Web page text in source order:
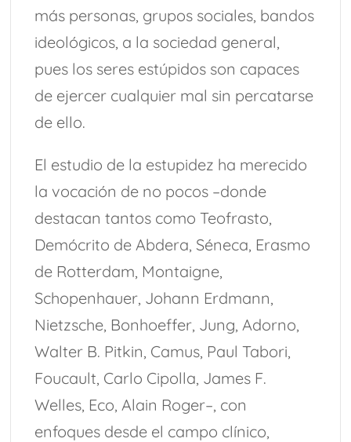
más personas, grupos sociales, bandos
ideológicos, a la sociedad general,
pues los seres estúpidos son capaces
de ejercer cualquier mal sin percatarse
de ello.
El estudio de la estupidez ha merecido
la vocación de no pocos –donde
destacan tantos como Teofrasto,
Demócrito de Abdera, Séneca, Erasmo
de Rotterdam, Montaigne,
Schopenhauer, Johann Erdmann,
Nietzsche, Bonhoeffer, Jung, Adorno,
Walter B. Pitkin, Camus, Paul Tabori,
Foucault, Carlo Cipolla, James F.
Welles, Eco, Alain Roger–, con
enfoques desde el campo clínico,